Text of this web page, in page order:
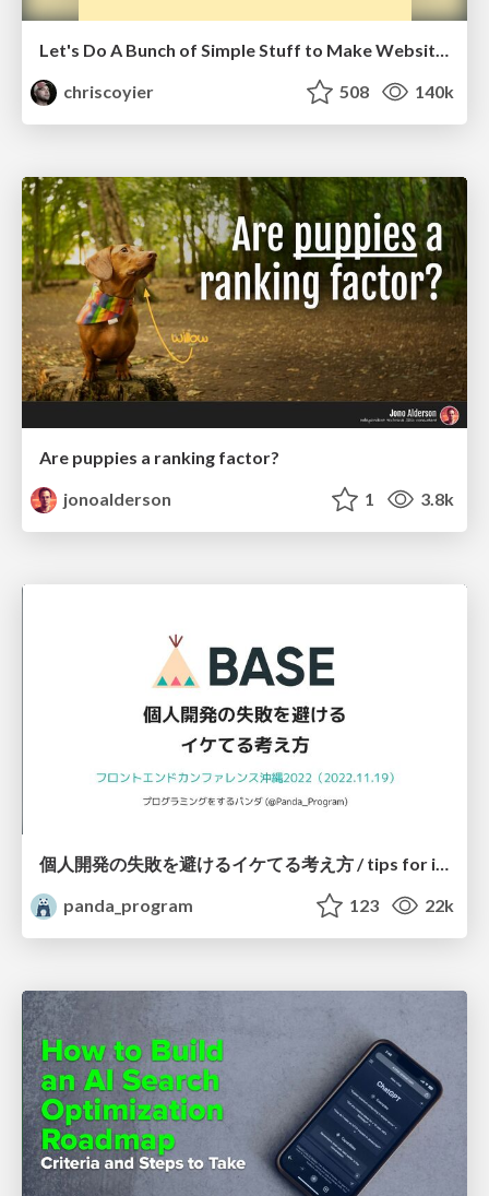
Let's Do A Bunch of Simple Stuff to Make Websites Faster
chriscoyier
508 140k
Are puppies a ranking factor?
jonoalderson
1 3.8k
個人開発の失敗を避けるイケてる考え方 / tips for indie hackers
panda_program
123 22k